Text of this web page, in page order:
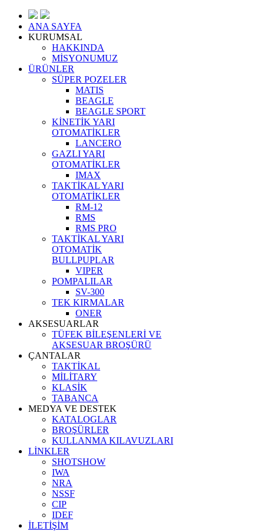
ANA SAYFA
KURUMSAL
HAKKINDA
MİSYONUMUZ
ÜRÜNLER
SÜPER POZELER
MATIS
BEAGLE
BEAGLE SPORT
KİNETİK YARI
OTOMATİKLER
LANCERO
GAZLI YARI
OTOMATİKLER
IMAX
TAKTİKAL YARI
OTOMATİKLER
RM-12
RMS
RMS PRO
TAKTİKAL YARI
OTOMATİK
BULLPUPLAR
VIPER
POMPALILAR
SV-300
TEK KIRMALAR
ONER
AKSESUARLAR
TÜFEK BİLEŞENLERİ VE
AKSESUAR BROŞÜRÜ
ÇANTALAR
TAKTİKAL
MİLİTARY
KLASİK
TABANCA
MEDYA VE DESTEK
KATALOGLAR
BROŞÜRLER
KULLANMA KILAVUZLARI
LİNKLER
SHOTSHOW
IWA
NRA
NSSF
CIP
IDEF
İLETİŞİM